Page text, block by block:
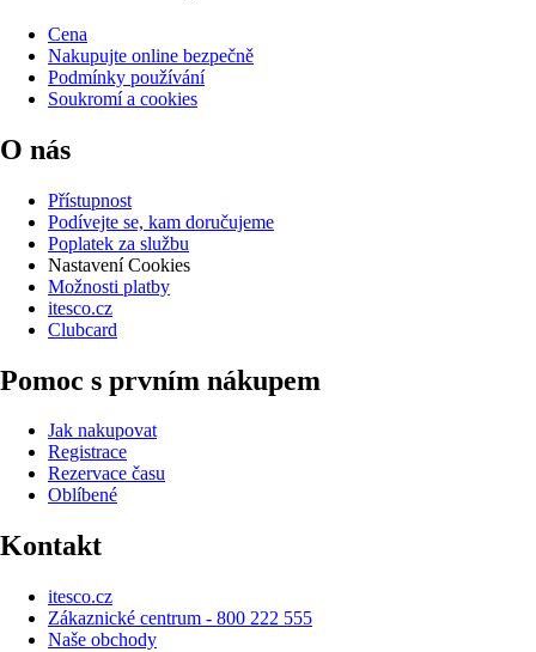
Cena
Nakupujte online bezpečně
Podmínky používání
Soukromí a cookies
O nás
Přístupnost
Podívejte se, kam doručujeme
Poplatek za službu
Nastavení Cookies
Možnosti platby
itesco.cz
Clubcard
Pomoc s prvním nákupem
Jak nakupovat
Registrace
Rezervace času
Oblíbené
Kontakt
itesco.cz
Zákaznické centrum - 800 222 555
Naše obchody